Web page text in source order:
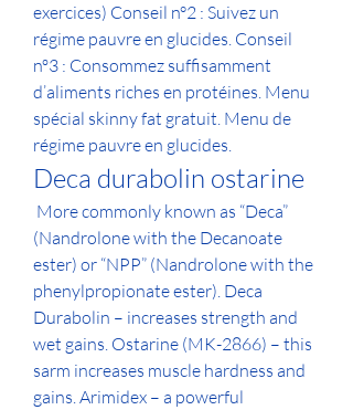
exercices) Conseil n°2 : Suivez un
régime pauvre en glucides. Conseil
nº3 : Consommez suffisamment
d’aliments riches en protéines. Menu
spécial skinny fat gratuit. Menu de
régime pauvre en glucides.
Deca durabolin ostarine
(Nandrolone with the Decanoate
ester) or “NPP” (Nandrolone with the
phenylpropionate ester). Deca
Durabolin – increases strength and
wet gains. Ostarine (MK-2866) – this
sarm increases muscle hardness and
gains. Arimidex – a powerful